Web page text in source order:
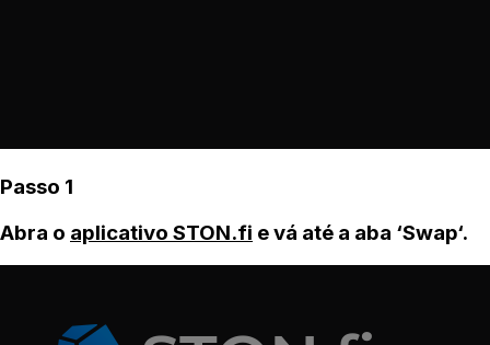
Passo 1
Abra o aplicativo STON.fi e vá até a aba ‘Swap‘.